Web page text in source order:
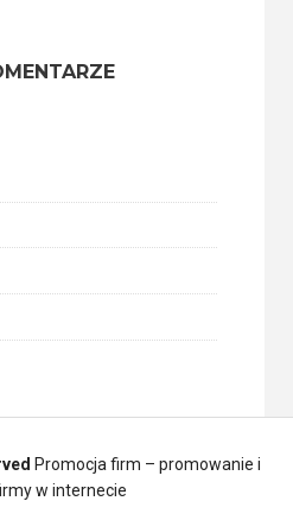
Promocja firm – promowanie i
w internecie